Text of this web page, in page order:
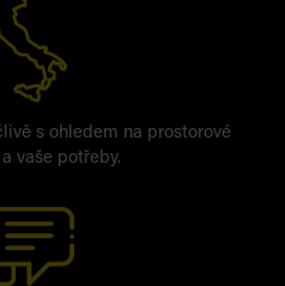
s ohledem na prostorové
vaše potřeby.